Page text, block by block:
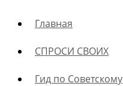
Главная
СПРОСИ СВОИХ
Гид по Советскому